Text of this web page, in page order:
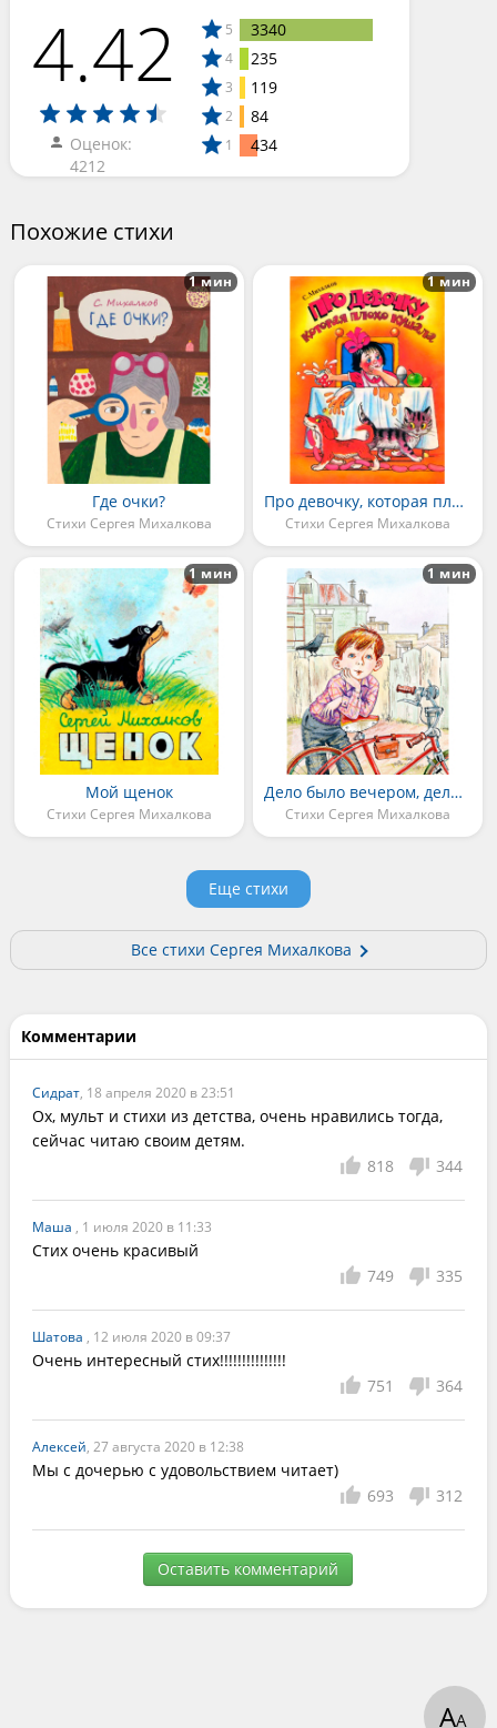
4.42
Оценок:
4212
5 3340
4 235
3 119
2 84
1 434
Похожие стихи
Где очки?
Стихи Сергея Михалкова
1 мин
Про девочку, которая плохо кушала
Стихи Сергея Михалкова
1 мин
Мой щенок
Стихи Сергея Михалкова
1 мин
Дело было вечером, делать было нечего
Стихи Сергея Михалкова
1 мин
Еще стихи
Все стихи Сергея Михалкова
Комментарии
Сидрат, 18 апреля 2020 в 23:51
Ох, мульт и стихи из детства, очень нравились тогда,
сейчас читаю своим детям.
818
344
Маша , 1 июля 2020 в 11:33
Стих очень красивый
749
335
Шатова , 12 июля 2020 в 09:37
Очень интересный стих!!!!!!!!!!!!!!!
751
364
Алексей, 27 августа 2020 в 12:38
Мы с дочерью с удовольствием читает)
693
312
Оставить комментарий
АА